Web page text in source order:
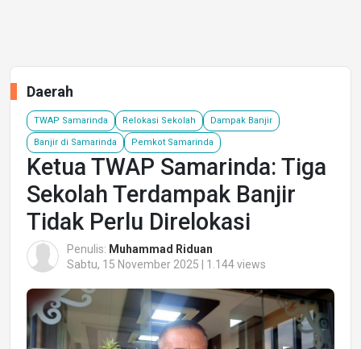
Daerah
TWAP Samarinda Relokasi Sekolah Dampak Banjir
Banjir di Samarinda Pemkot Samarinda
Ketua TWAP Samarinda: Tiga
Sekolah Terdampak Banjir
Tidak Perlu Direlokasi
Penulis: Muhammad Riduan
Sabtu, 15 November 2025 | 1.144 views